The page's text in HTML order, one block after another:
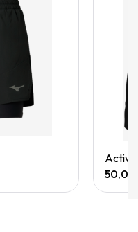
Active
50,00